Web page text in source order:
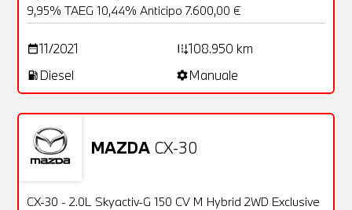
9,95% TAEG 10,44% Anticipo 7.600,00 €
date_range11/2021 add_road108.950 km
local_gas_station Diesel settingsManuale
MAZDA CX-30
OFFERTA
Usato
CX-30 - 2.0L Skyactiv-G 150 CV M Hybrid 2WD Exclusive